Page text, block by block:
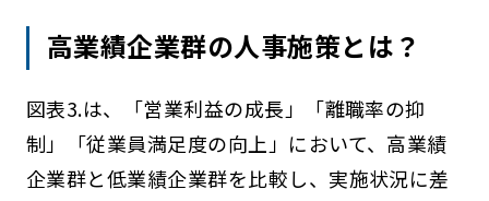
高業績企業群の人事施策とは？
図表3.は、「営業利益の成長」「離職率の抑
制」「従業員満足度の向上」において、高業績
企業群と低業績企業群を比較し、実施状況に差